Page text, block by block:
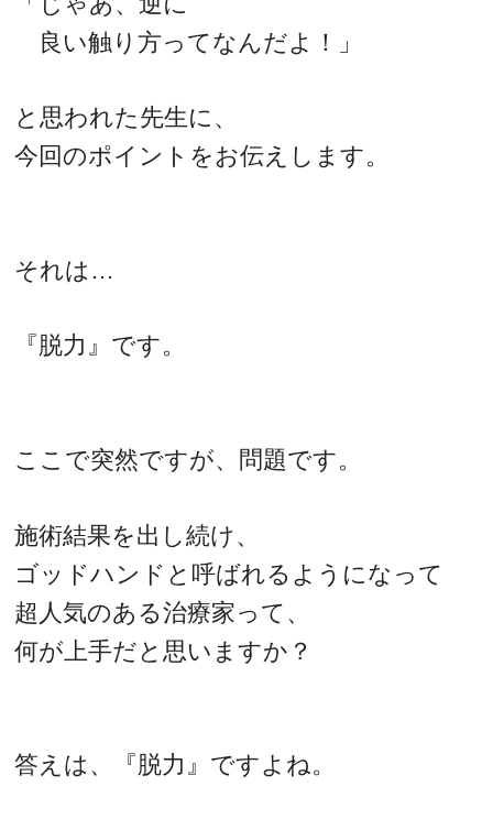
良い触り方ってなんだよ！」
と思われた先生に、
今回のポイントをお伝えします。
それは…
『脱力』です。
ここで突然ですが、問題です。
施術結果を出し続け、
ゴッドハンドと呼ばれるようになって
超人気のある治療家って、
何が上手だと思いますか？
答えは、『脱力』ですよね。